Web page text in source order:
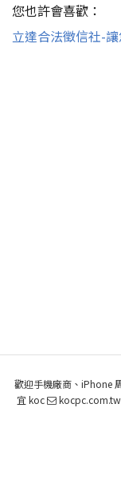
您也許會喜歡：
立達合法徵信社-
歡迎手機廠商、iPhone
宜 koc
kocpc.com.tw